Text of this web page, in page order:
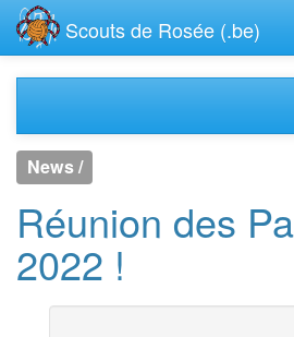
Scouts de Rosée (.be)
News /
Réunion des
2022 !